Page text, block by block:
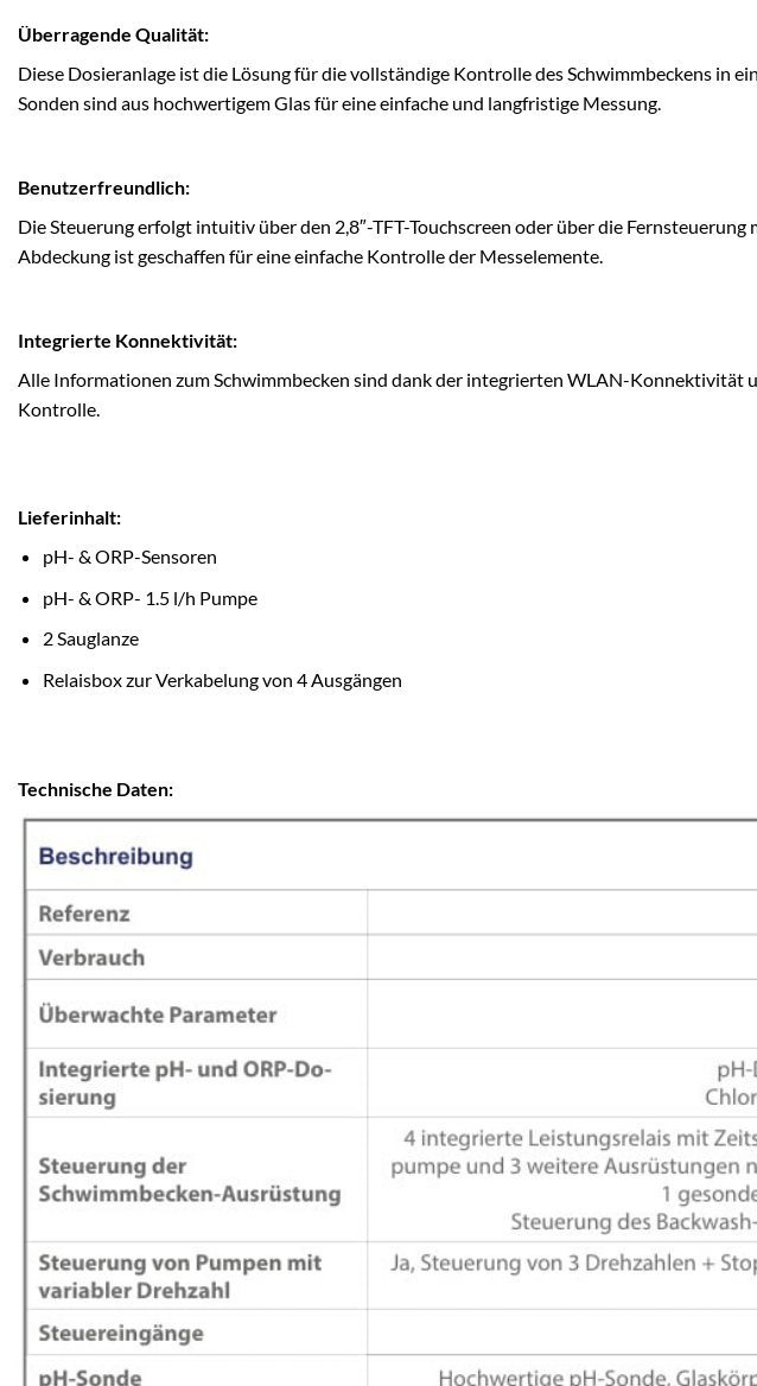
Überragende Qualität:
Diese Dosieranlage ist die Lösung für die vollständige Kontrolle des Schwimmbeckens in
Sonden sind aus hochwertigem Glas für eine einfache und langfristige Messung.
Benutzerfreundlich:
Die Steuerung erfolgt intuitiv über den 2,8″-TFT-Touchscreen oder über die
Abdeckung ist geschaffen für eine einfache Kontrolle der Messelemente.
Integrierte Konnektivität:
Alle Informationen zum Schwimmbecken sind dank der integrierten WLAN-Konnektivität
Kontrolle.
Lieferinhalt:
pH- & ORP-Sensoren
pH- & ORP- 1.5 l/h Pumpe
2 Sauglanze
Relaisbox zur Verkabelung von 4 Ausgängen
Technische Daten: